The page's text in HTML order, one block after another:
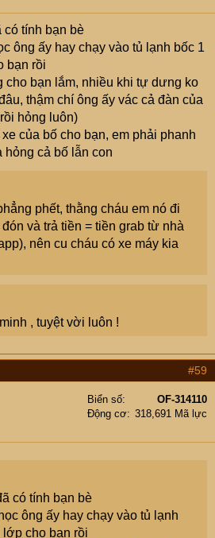
có tính bạn bè
ông ấy hay chạy vào tủ lạnh bốc 1
bạn rồi
cho bạn lắm, nhiều khi tự dưng ko
thậm chí ông ấy vác cả đàn của
hỏng luôn)
của bố cho bạn, em phải phanh
hỏng cả bố lẫn con
phết, thằng cháu em nó đi
và trả tiền = tiền grab từ nhà
nên cu cháu có xe máy kia
, tuyệt vời luôn !
#59
Biển số
OF-314110
Động cơ
318,691 Mã lực
có tính bạn bè
ông ấy hay chạy vào tủ lạnh
lớp cho bạn rồi